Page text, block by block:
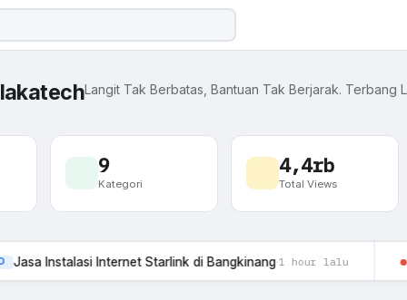
pada Website
Langit Tak Berbatas, Bantuan Tak Berjarak. Terbang
9
Kategori
4,4rb
Total Views
Internet Starlink di Bangkinang 1 hour lalu SEO